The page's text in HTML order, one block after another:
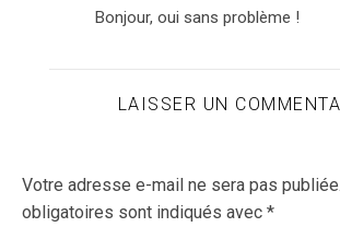
Bonjour, oui sans problème !
LAISSER UN
Votre adresse e-mail ne sera pas publiée.
obligatoires sont indiqués avec *